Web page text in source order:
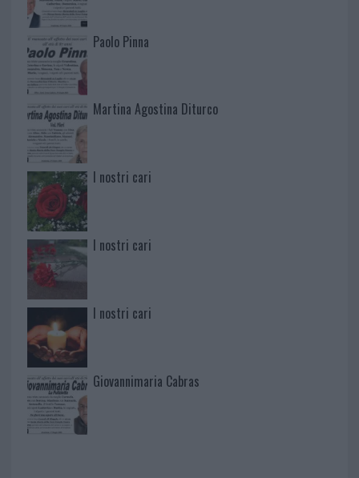
Paolo Pinna
Martina Agostina Diturco
I nostri cari
I nostri cari
I nostri cari
Giovannimaria Cabras